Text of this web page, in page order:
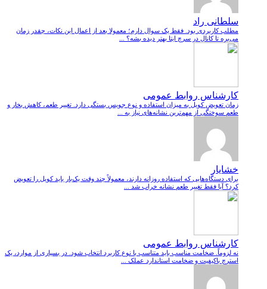
سلطانی راد
مطلب کاربردی بود. فقط یک سوال دارم؛ معمولا بعد از اعمال این نکات، چقدر زمان
می‌بره تا کانال در سرچ ایتا بهتر دیده بشه؟ ...
کارشناس روابط عمومی
زمان تعویض کویل به میزان استفاده و نوع جویس بستگی دارد. تغییر طعم، کاهش بخار و
طعم سوختگی از مهم‌ترین نشانه‌های نیاز به ...
خشایار
برای دستگاه‌هایی که استفاده روزانه دارند، معمولاً چند وقت یک‌بار باید کویل را تعویض
کرد؟ آیا فقط تغییر طعم نشانه خراب شد ...
کارشناس روابط عمومی
نه لزوماً. ضخامت مناسب باید متناسب با نوع کاربرد انتخاب شود. در بسیاری از موارد، یک
استرچ باکیفیت و ضخامت استاندارد عملک ...